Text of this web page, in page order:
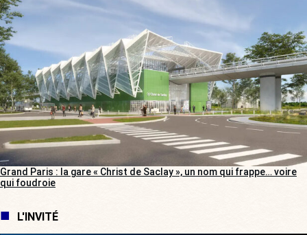
Grand Paris : la gare « Christ de Saclay », un nom qui frappe… voire
qui foudroie
L'INVITÉ